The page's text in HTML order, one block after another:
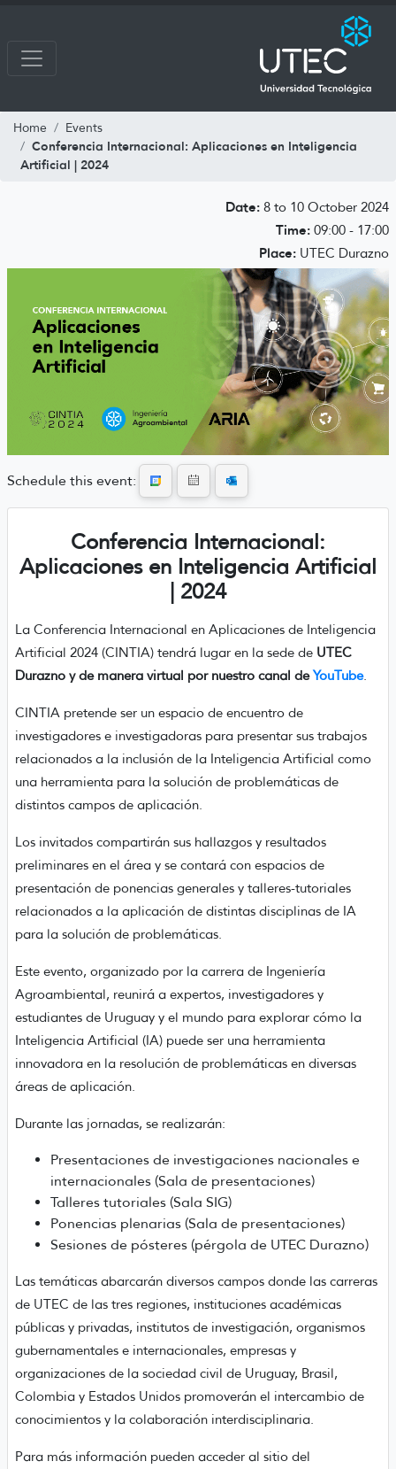
Home Events
Conferencia Internacional: Aplicaciones en Inteligencia
Artificial | 2024
Date: 8 to 10 October 2024
Time: 09:00 - 17:00
Place: UTEC Durazno
Schedule this event:
Conferencia Internacional:
Aplicaciones en Inteligencia Artificial
| 2024
La Conferencia Internacional en Aplicaciones de Inteligencia
Artificial 2024 (CINTIA) tendrá lugar en la sede de UTEC
Durazno y de manera virtual por nuestro canal deYouTube.
CINTIA pretende ser un espacio de encuentro de
investigadores e investigadoras para presentar sus trabajos
relacionados a la inclusión de la Inteligencia Artificial como
una herramienta para la solución de problemáticas de
distintos campos de aplicación.
Los invitados compartirán sus hallazgos y resultados
preliminares en el área y se contará con espacios de
presentación de ponencias generales y talleres-tutoriales
relacionados a la aplicación de distintas disciplinas de IA
para la solución de problemáticas.
Este evento, organizado por la carrera de Ingeniería
Agroambiental, reunirá a expertos, investigadores y
estudiantes de Uruguay y el mundo para explorar cómo la
Inteligencia Artificial (IA) puede ser una herramienta
innovadora en la resolución de problemáticas en diversas
áreas de aplicación.
Durante las jornadas, se realizarán:
Presentaciones de investigaciones nacionales e
internacionales (Sala de presentaciones)
Talleres tutoriales (Sala SIG)
Ponencias plenarias (Sala de presentaciones)
Sesiones de pósteres (pérgola de UTEC Durazno)
Las temáticas abarcarán diversos campos donde las carreras
de UTEC de las tres regiones, instituciones académicas
públicas y privadas, institutos de investigación, organismos
gubernamentales e internacionales, empresas y
organizaciones de la sociedad civil de Uruguay, Brasil,
Colombia y Estados Unidos promoverán el intercambio de
conocimientos y la colaboración interdisciplinaria.
Para más información pueden acceder al sitio del